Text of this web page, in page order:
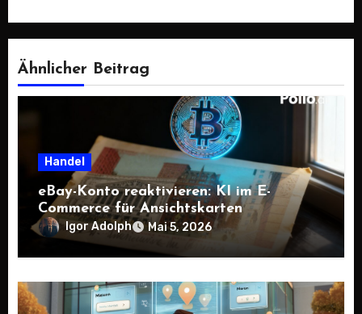
Ähnlicher Beitrag
Handel
eBay-Konto reaktivieren: KI im E-
Commerce für Ansichtskarten
Igor Adolph Mai 5, 2026